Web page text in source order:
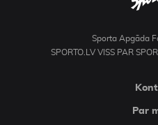
Sporta Apgāda
SPORTO.LV VISS PAR
Par